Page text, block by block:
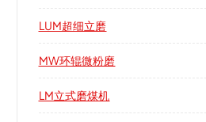
LUM超细立磨
MW环辊微粉磨
LM立式磨煤机